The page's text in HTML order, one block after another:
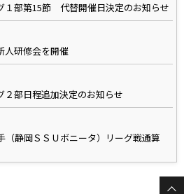
１部第15節 代替開催日決定のお知らせ
研修会を開催
２部日程追加決定のお知らせ
（静岡ＳＳＵボニータ）リーグ戦通算